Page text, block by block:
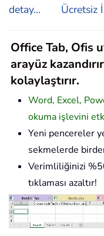
detay...
Ücretsiz
Office Tab, Ofis
arayüz
kolaylaştırır.
Word, Excel,
okuma işlevini
Yeni pencereler
sekmelerde
Verimliliğinizi
tıklaması azaltır!